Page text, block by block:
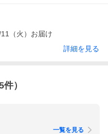
（火）お届け
詳細を見る
件）
一覧を見る